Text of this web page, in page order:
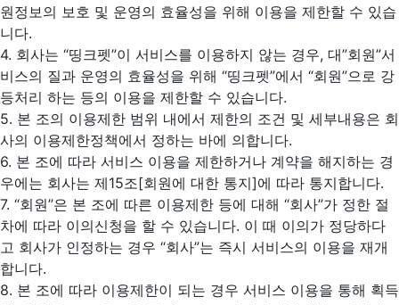
원정보의 보호 및 운영의 효율성을 위해 이용을 제한할 수 있습
니다.
4. 회사는 “띵크펫”이 서비스를 이용하지 않는 경우, 대”회원”서
비스의 질과 운영의 효율성을 위해 “띵크펫”에서 “회원”으로 강
등처리 하는 등의 이용을 제한할 수 있습니다.
5. 본 조의 이용제한 범위 내에서 제한의 조건 및 세부내용은 회
사의 이용제한정책에서 정하는 바에 의합니다.
6. 본 조에 따라 서비스 이용을 제한하거나 계약을 해지하는 경
우에는 회사는 제15조[회원에 대한 통지]에 따라 통지합니다.
7. “회원”은 본 조에 따른 이용제한 등에 대해 “회사”가 정한 절
차에 따라 이의신청을 할 수 있습니다. 이 때 이의가 정당하다
고 회사가 인정하는 경우 “회사”는 즉시 서비스의 이용을 재개
합니다.
8. 본 조에 따라 이용제한이 되는 경우 서비스 이용을 통해 획득